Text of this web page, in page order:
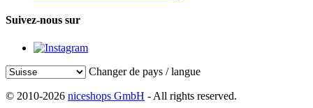
Suivez-nous sur
Changer de pays / langue
© 2010-2026 niceshops GmbH - All rights reserved.